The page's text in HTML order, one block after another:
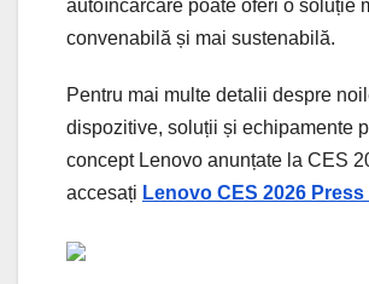
autoîncărcare poate oferi o soluție
convenabilă și mai sustenabilă.
Pentru mai multe detalii despre
dispozitive, soluții și echipamente
concept Lenovo anunțate la CES
accesați Lenovo CES 2026 Press